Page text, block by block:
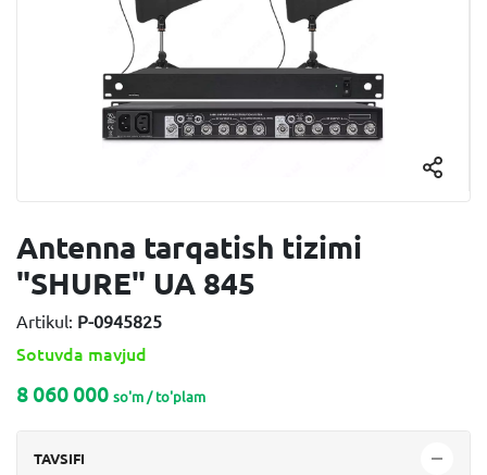
Antenna tarqatish tizimi
"SHURE" UA 845
Artikul: P-0945825
Sotuvda mavjud
8 060 000 so'm / to'plam
TAVSIFI